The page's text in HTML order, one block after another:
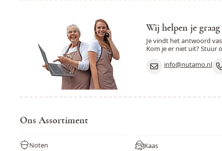
Wij helpen je graag
Je vindt het antwoord
Kom je er niet uit? Stuur
info@nutamo.nl
Ons Assortiment
Noten Kaas